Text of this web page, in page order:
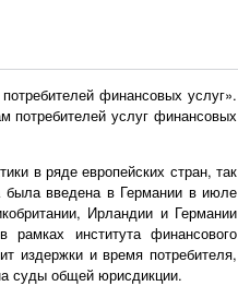
финансовых услуг».
потребителей услуг финансовых
в ряде европейских стран, так
была введена в Германии в июле
Ирландии и Германии
института финансового
издержки и время потребителя,
суды общей юрисдикции.